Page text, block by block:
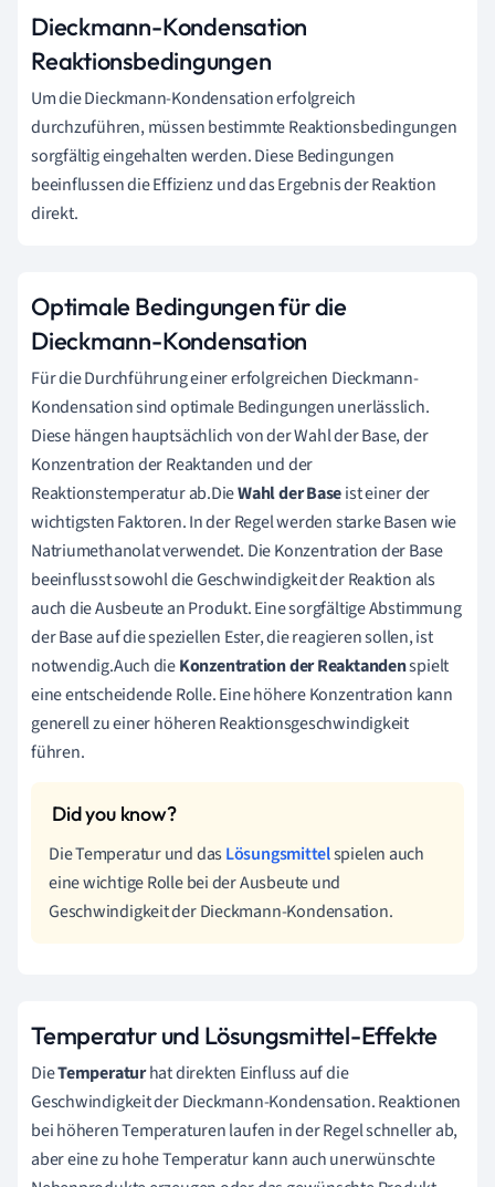
Dieckmann-Kondensation
Reaktionsbedingungen
Um die Dieckmann-Kondensation erfolgreich
durchzuführen, müssen bestimmte Reaktionsbedingungen
sorgfältig eingehalten werden. Diese Bedingungen
beeinflussen die Effizienz und das Ergebnis der Reaktion
direkt.
Optimale Bedingungen für die
Dieckmann-Kondensation
Für die Durchführung einer erfolgreichen Dieckmann-
Kondensation sind optimale Bedingungen unerlässlich.
Diese hängen hauptsächlich von der Wahl der Base, der
Konzentration der Reaktanden und der
Reaktionstemperatur ab.DieWahl der Baseist einer der
wichtigsten Faktoren. In der Regel werden starke Basen wie
Natriumethanolat verwendet. Die Konzentration der Base
beeinflusst sowohl die Geschwindigkeit der Reaktion als
auch die Ausbeute an Produkt. Eine sorgfältige Abstimmung
der Base auf die speziellen Ester, die reagieren sollen, ist
notwendig.Auch dieKonzentration der Reaktandenspielt
eine entscheidende Rolle. Eine höhere Konzentration kann
generell zu einer höheren Reaktionsgeschwindigkeit
führen.
Die Temperatur und dasLösungsmittelspielen auch
eine wichtige Rolle bei der Ausbeute und
Geschwindigkeit der Dieckmann-Kondensation.
Temperatur und Lösungsmittel-Effekte
DieTemperaturhat direkten Einfluss auf die
Geschwindigkeit der Dieckmann-Kondensation. Reaktionen
bei höheren Temperaturen laufen in der Regel schneller ab,
aber eine zu hohe Temperatur kann auch unerwünschte